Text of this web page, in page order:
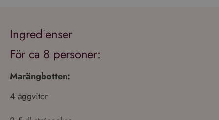
Ingredienser
För ca 8 personer:
Marängbotten:
4 äggvitor